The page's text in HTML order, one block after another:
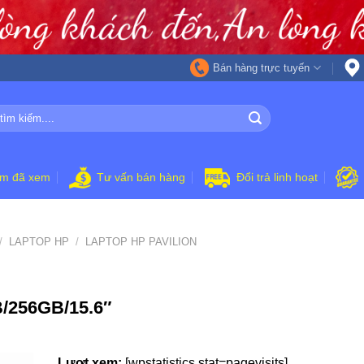
Bán hàng trực tuyến
đã xem Tư vấn bán hàng Đổi trả linh hoạt
/ LAPTOP HP / LAPTOP HP PAVILION
256GB/15.6″